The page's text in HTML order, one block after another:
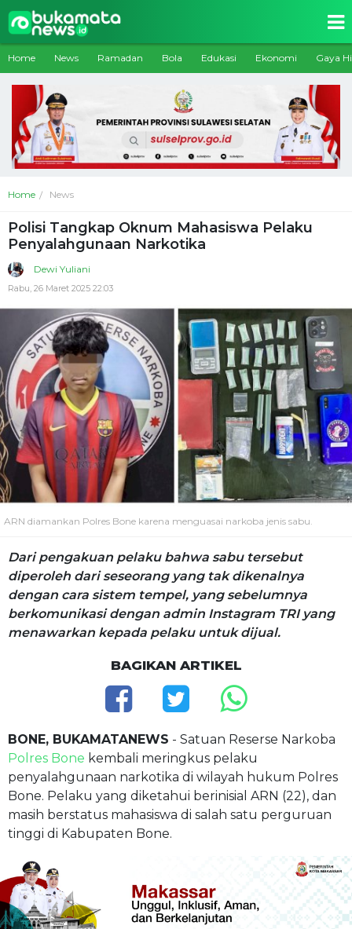
Home News Ramadan Bola Edukasi Ekonomi Gaya
Home News
Polisi Tangkap Oknum Mahasiswa Pelaku
Penyalahgunaan Narkotika
Dewi Yuliani
Rabu, 26 Maret 2025 22:03
ARN diamankan Polres Bone karena menguasai narkoba jenis sabu.
Dari pengakuan pelaku bahwa sabu tersebut
diperoleh dari seseorang yang tak dikenalnya
dengan cara sistem tempel, yang sebelumnya
berkomunikasi dengan admin Instagram TRI yang
menawarkan kepada pelaku untuk dijual.
BAGIKAN ARTIKEL
BONE, BUKAMATANEWS - Satuan Reserse Narkoba
Polres Bone kembali meringkus pelaku
penyalahgunaan narkotika di wilayah hukum Polres
Bone. Pelaku yang diketahui berinisial ARN (22), dan
masih berstatus mahasiswa di salah satu perguruan
tinggi di Kabupaten Bone.